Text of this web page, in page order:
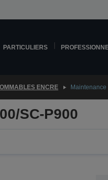
PARTICULIERS
ENCRE
SC-P900